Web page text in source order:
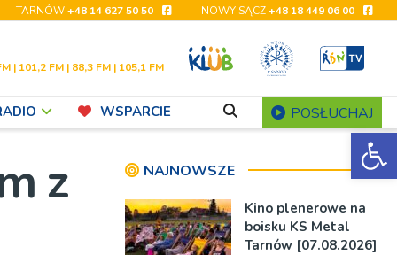
TARNÓW+48 14 627 50 50 NOWY SĄCZ+48 18 449 06 00
| 101,2 FM | 88,3 FM | 105,1 FM
WSPARCIE POSŁUCHAJ
z
NAJNOWSZE
Kino plenerowe na
boisku KS Metal
Tarnów [07.08.2026]